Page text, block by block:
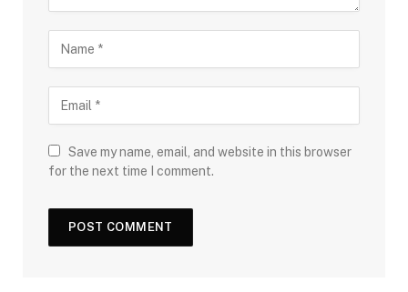
Save my name, email, and website in this browser
for the next time I comment.